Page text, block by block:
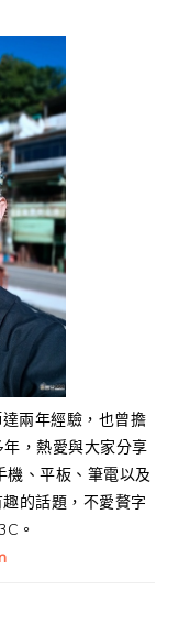
兩年經驗，也曾擔
，熱愛與大家分享
、平板、筆電以及
的話題，不愛贅字
。